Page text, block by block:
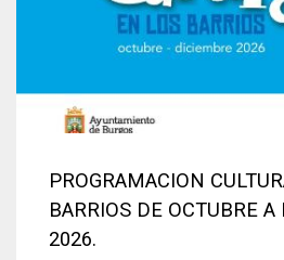
PROGRAMACION
BARRIOS DE OCTUBRE
2026.